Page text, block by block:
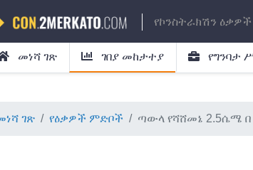
የኮንስትራክሽን
መነሻ ገጽ ገበያ መከታተያ የግንባታ
ገጽ የዕቃዎች ምድቦች ጣውላ የሻሸመኔ 2.5ሴሜ